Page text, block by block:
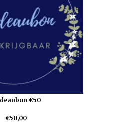
€50
€50,00